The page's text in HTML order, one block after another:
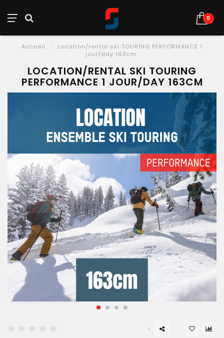
0
Accueil
Location/rental ski TOURING PERFORMANCE 1
jour/day 163cm
LOCATION/RENTAL SKI TOURING
PERFORMANCE 1 JOUR/DAY 163CM